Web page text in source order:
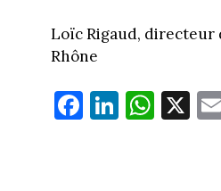
Loïc Rigaud, directeur
Rhône
Fa
ce
Li
nk
W
ha
X